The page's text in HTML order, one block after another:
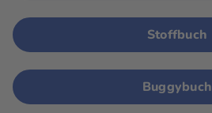
Stoffbuch
Buggybuch